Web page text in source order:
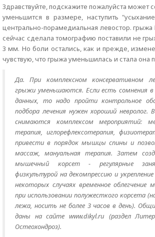
Здравствуйте, подскажите пожалуйста может
уменьшится в размере, наступить
центрально-порамедиальная левостор.
сейчас сделала томографию поставили не
3 мм. Но боли остались, как и прежде,
чувствую, что грыжа уменьшилась и стала она
Да. При комплексном консервативном
грыжи уменьшаются. Если есть сомнения
данных, то надо пройти контрольное
подбора лечения нужен хороший невролог.
снимаются комплексом мероприятий:
терапия, иглорефлексотерапия,
привести в порядок мышцы спины и
массаж, мануальная терапия. Затем
мышечный корсет - регулярные
физкультурой на декомпрессию и
некоторых случаях временное облегчение
при использовании полужесткого корсета
лежа, носить не более 3 часов в день).
даны на сайте www.dikyl.ru (раздел
Остеохондроз).